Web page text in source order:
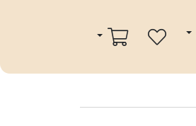
سبد خرید